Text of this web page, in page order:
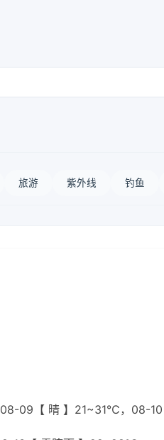
旅游 紫外线 钓鱼
09【 晴 】21~31℃，08-10